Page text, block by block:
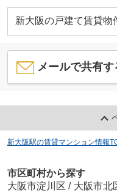
新大阪の戸建て賃貸物
メールで共有す
新大阪駅の賃貸マンション情報
市区町村から探す
大阪市淀川区 / 大阪市北